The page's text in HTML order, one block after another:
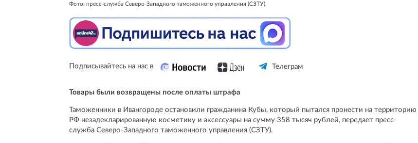
Фото: пресс-служба Северо-Западного таможенного управления (СЗТУ).
Подписывайтесь на нас в Телеграм
Товары были возвращены после оплаты штрафа
Таможенники в Ивангороде остановили гражданина Кубы, который пытался пронести на территорию
РФ незадекларированную косметику и аксессуары на сумму 358 тысяч рублей, передает пресс-
служба Северо-Западного таможенного управления (СЗТУ).